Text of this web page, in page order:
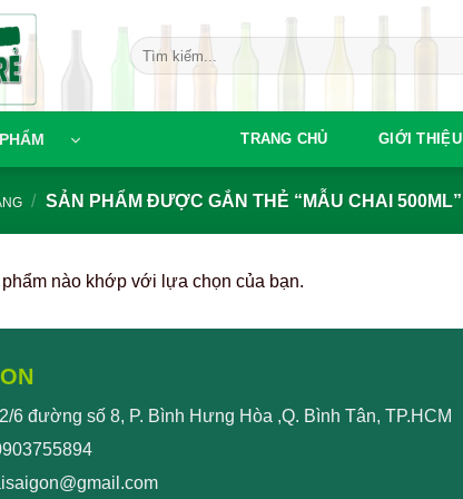
Tìm
kiếm:
TRANG CHỦ GIỚI THIỆU
/ SẢN PHẨM ĐƯỢC GẮN THẺ “MẪU CHAI 500ML”
nào khớp với lựa chọn của bạn.
6 đường số 8, P. Bình Hưng Hòa ,Q. Bình Tân, TP.HCM